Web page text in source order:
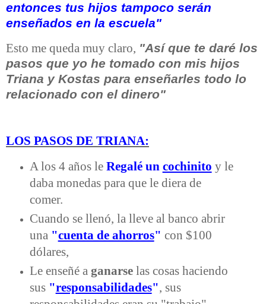
entonces tus hijos tampoco serán
enseñados en la escuela"
Esto me queda muy claro, "Así que te daré los
pasos que yo he tomado con mis hijos
Triana y Kostas para enseñarles todo lo
relacionado con el dinero"
LOS PASOS DE TRIANA:
A los 4 años le Regalé un cochinito y le
daba monedas para que le diera de
comer.
Cuando se llenó, la lleve al banco abrir
una "cuenta de ahorros" con $100
dólares,
Le enseñé a ganarselas cosas haciendo
sus "responsabilidades", sus